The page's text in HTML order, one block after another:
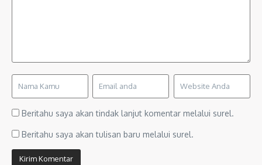
Beritahu saya akan tindak lanjut komentar melalui surel.
Beritahu saya akan tulisan baru melalui surel.